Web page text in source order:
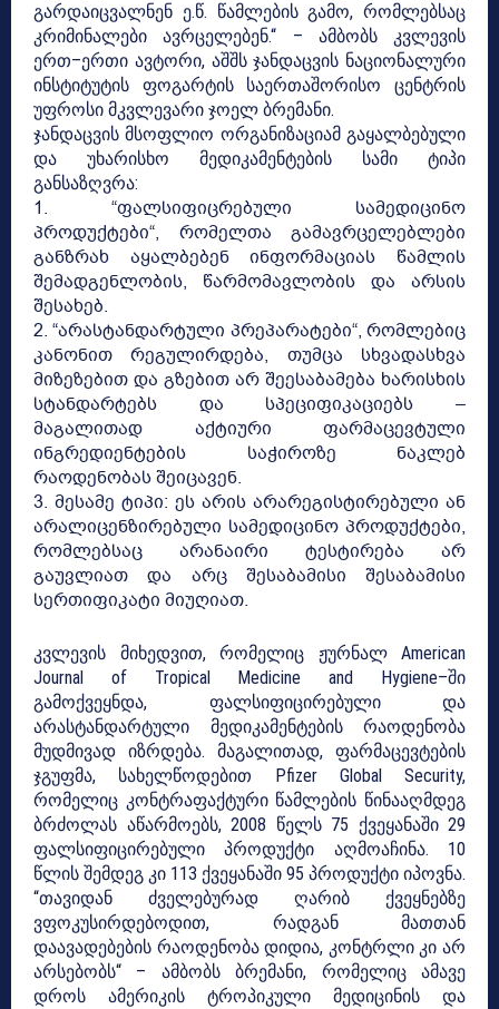
გარდაიცვალნენ ე.წ. წამლების გამო, რომლებსაც
კრიმინალები ავრცელებენ.“ – ამბობს კვლევის
ერთ–ერთი ავტორი, აშშს ჯანდაცვის ნაციონალური
ინსტიტუტის ფოგარტის საერთაშორისო ცენტრის
უფროსი მკვლევარი ჯოელ ბრემანი.
ჯანდაცვის მსოფლიო ორგანიზაციამ გაყალბებული
და უხარისხო მედიკამენტების სამი ტიპი
განსაზღვრა:
1. “ფალსიფიცრებული სამედიცინო
პროდუქტები“, რომელთა გამავრცელებლები
განზრახ აყალბებენ ინფორმაციას წამლის
შემადგენლობის, წარმომავლობის და არსის
შესახებ.
2. “არასტანდარტული პრეპარატები“, რომლებიც
კანონით რეგულირდება, თუმცა სხვადასხვა
მიზეზებით და გზებით არ შეესაბამება ხარისხის
სტანდარტებს და სპეციფიკაციებს –
მაგალითად აქტიური ფარმაცევტული
ინგრედიენტების საჭიროზე ნაკლებ
რაოდენობას შეიცავენ.
3. მესამე ტიპი: ეს არის არარეგისტირებული ან
არალიცენზირებული სამედიცინო პროდუქტები,
რომლებსაც არანაირი ტესტირება არ
გაუვლიათ და არც შესაბამისი შესაბამისი
სერთიფიკატი მიუღიათ.
კვლევის მიხედვით, რომელიც ჟურნალ American
Journal of Tropical Medicine and Hygiene–ში
გამოქვეყნდა, ფალსიფიცირებული და
არასტანდარტული მედიკამენტების რაოდენობა
მუდმივად იზრდება. მაგალითად, ფარმაცევტების
ჯგუფმა, სახელწოდებით Pfizer Global Security,
რომელიც კონტრაფაქტური წამლების წინააღმდეგ
ბრძოლას აწარმოებს, 2008 წელს 75 ქვეყანაში 29
ფალსიფიცირებული პროდუქტი აღმოაჩინა. 10
წლის შემდეგ კი 113 ქვეყანაში 95 პროდუქტი იპოვნა.
“თავიდან ძველებურად ღარიბ ქვეყნებზე
ვფოკუსირდებოდით, რადგან მათთან
დაავადებების რაოდენობა დიდია, კონტრლი კი არ
არსებობს“ – ამბობს ბრემანი, რომელიც ამავე
დროს ამერიკის ტროპიკული მედიცინის და